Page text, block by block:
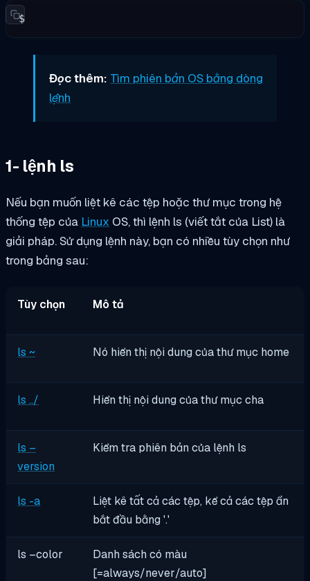
$
Đọc thêm: Tìm phiên bản OS bằng dòng
lệnh
1- lệnh ls
Nếu bạn muốn liệt kê các tệp hoặc thư mục trong hệ
thống tệp của Linux OS, thì lệnh ls (viết tắt của List) là
giải pháp. Sử dụng lệnh này, bạn có nhiều tùy chọn như
trong bảng sau:
Tùy chọn Mô tả
ls ~ Nó hiển thị nội dung của thư mục home
ls ../ Hiển thị nội dung của thư mục cha
ls –
version
Kiểm tra phiên bản của lệnh ls
ls -a
Liệt kê tất cả các tệp, kể cả các tệp ẩn
bắt đầu bằng '.'
ls –color
Danh sách có màu
[=always/never/auto]